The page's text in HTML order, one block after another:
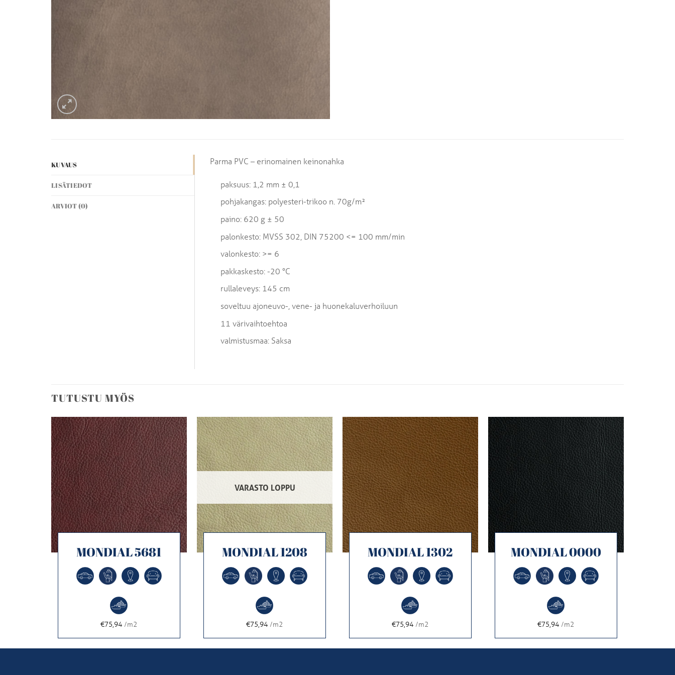
KUVAUS
LISÄTIEDOT
ARVIOT (0)
Parma PVC – erinomainen keinonahka
paksuus: 1,2 mm ± 0,1
pohjakangas: polyesteri-trikoo n. 70g/m²
paino: 620 g ± 50
palonkesto: MVSS 302, DIN 75200 <= 100 mm/min
valonkesto: >= 6
pakkaskesto: -20 °C
rullaleveys: 145 cm
soveltuu ajoneuvo-, vene- ja huonekaluverhoiluun
11 värivaihtoehtoa
valmistusmaa: Saksa
TUTUSTU MYÖS
MONDIAL 5681
€75,94 /m2
VARASTO LOPPU
MONDIAL 1208
€75,94 /m2
MONDIAL 1302
€75,94 /m2
MONDIAL 0000
€75,94 /m2